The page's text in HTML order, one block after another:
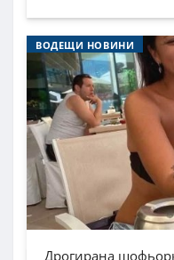
ВОДЕЩИ НОВИНИ
Дрогирана